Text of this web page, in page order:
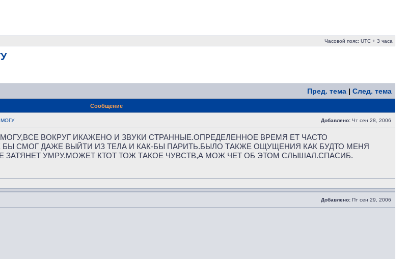
Часовой пояс: UTC + 3 часа
Пред. тема | След. тема
Сообщение
Добавлено: Чт сен 28, 2006
ВОКРУГ ИКАЖЕНО И ЗВУКИ СТРАННЫЕ.ОПРЕДЕЛЕННОЕ ВРЕМЯ ЕТ ЧАСТО
СМОГ ДАЖЕ ВЫЙТИ ИЗ ТЕЛА И КАК-БЫ ПАРИТЬ.БЫЛО ТАКЖЕ ОЩУЩЕНИЯ КАК БУДТО МЕНЯ
ЗАТЯНЕТ УМРУ.МОЖЕТ КТОТ ТОЖ ТАКОЕ ЧУВСТВ,А МОЖ ЧЕТ ОБ ЭТОМ СЛЫШАЛ.СПАСИБ.
Добавлено: Пт сен 29, 2006